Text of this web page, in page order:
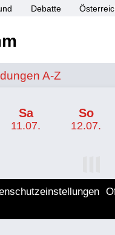
Debatte
von A bis Z
A-Z
Sa
11.07.
So
12.07.